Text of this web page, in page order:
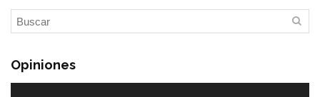
Opiniones